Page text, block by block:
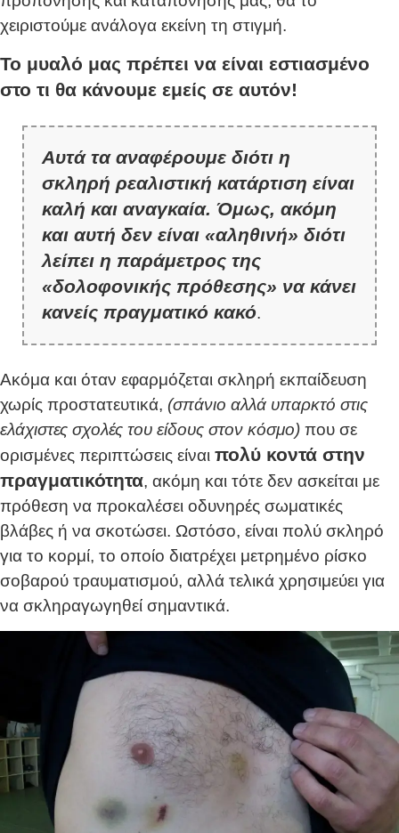
χειριστούμε ανάλογα εκείνη τη στιγμή.
Το μυαλό μας πρέπει να είναι εστιασμένο
στο τι θα κάνουμε εμείς σε αυτόν!
Αυτά τα αναφέρουμε διότι η
σκληρή ρεαλιστική κατάρτιση είναι
καλή και αναγκαία. Όμως, ακόμη
και αυτή δεν είναι «αληθινή» διότι
λείπει η παράμετρος της
«δολοφονικής πρόθεσης» να κάνει
κανείς πραγματικό κακό.
Ακόμα και όταν εφαρμόζεται σκληρή εκπαίδευση
χωρίς προστατευτικά, (σπάνιο αλλά υπαρκτό στις
ελάχιστες σχολές του είδους στον κόσμο) που σε
ορισμένες περιπτώσεις είναι πολύ κοντά στην
πραγματικότητα, ακόμη και τότε δεν ασκείται με
πρόθεση να προκαλέσει οδυνηρές σωματικές
βλάβες ή να σκοτώσει. Ωστόσο, είναι πολύ σκληρό
για το κορμί, το οποίο διατρέχει μετρημένο ρίσκο
σοβαρού τραυματισμού, αλλά τελικά χρησιμεύει για
να σκληραγωγηθεί σημαντικά.